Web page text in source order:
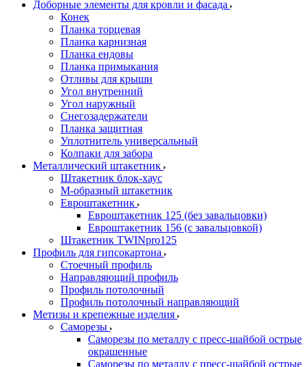
Доборные элементы для кровли и фасада
Конек
Планка торцевая
Планка карнизная
Планка ендовы
Планка примыкания
Отливы для крыши
Угол внутренний
Угол наружный
Снегозадержатели
Планка защитная
Уплотнитель универсальный
Колпаки для забора
Металлический штакетник
Штакетник блок-хаус
М-образный штакетник
Евроштакетник
Евроштакетник 125 (без завальцовки)
Евроштакетник 156 (с завальцовкой)
Штакетник TWINpro125
Профиль для гипсокартона
Стоечный профиль
Направляющий профиль
Профиль потолочный
Профиль потолочный направляющий
Метизы и крепежные изделия
Саморезы
Саморезы по металлу с пресс-шайбой острые
окрашенные
Саморезы по металлу с пресс-шайбой острые